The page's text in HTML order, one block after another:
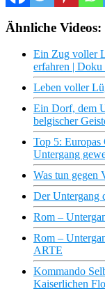
Ähnliche Videos:
Ein Zug voller
erfahren | Doku
Leben voller
Ein Dorf, dem
belgischer
Top 5: Europas
Untergang
Was tun gegen
Der Untergang
Rom –
Rom –
ARTE
Kommando
Kaiserlichen